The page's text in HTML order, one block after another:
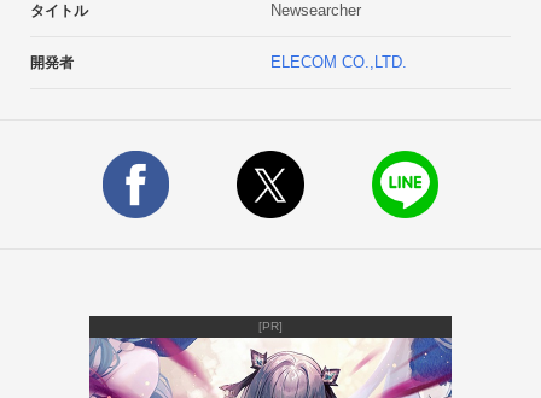
できます。
Evernoteと連携し、抽出したニュースをクラウドに保存して
いつでもどこでも閲覧することができます。■注意事項
・サポート対象外
有償ライセンスキーをご購入頂くと、上記制限が解除されま
タイトル Newsearcher
開発者 ELECOM CO.,LTD.
[PR]